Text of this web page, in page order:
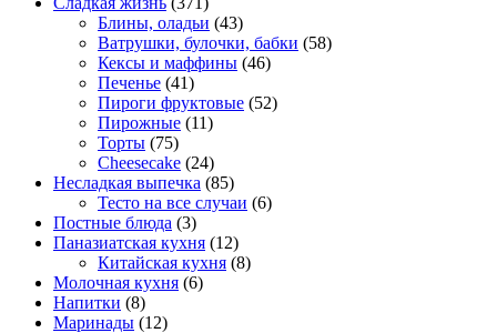
Блины, оладьи (43)
Ватрушки, булочки, бабки (58)
Кексы и маффины (46)
Печенье (41)
Пироги фруктовые (52)
Пирожные (11)
Торты (75)
Cheesecake (24)
Несладкая выпечка (85)
Тесто на все случаи (6)
Постные блюда (3)
Паназиатская кухня (12)
Китайская кухня (8)
Молочная кухня (6)
Напитки (8)
Маринады (12)